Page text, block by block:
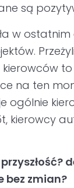
są
w
na ten
ogólnie
kierowcy
bez zmian?